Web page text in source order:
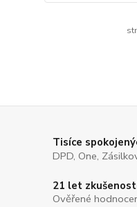
Tisíce
DPD, One,
21 let
Ověřené